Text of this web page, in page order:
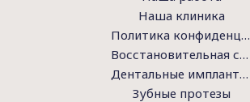
Наша клиника
Политика конфиденциальности
Восстановительная стоматология
Дентальные имплантаты
Зубные протезы